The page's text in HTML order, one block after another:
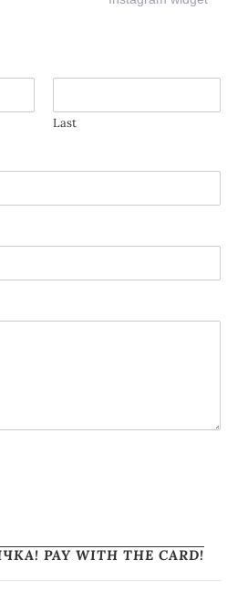
Last
PAY WITH THE CARD!